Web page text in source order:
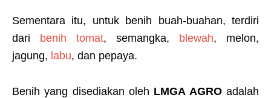
Sementara itu, untuk benih buah-buahan, terdiri
dari benih tomat, semangka, blewah, melon,
jagung, labu, dan pepaya.
Benih yang disediakan oleh LMGA AGROadalah